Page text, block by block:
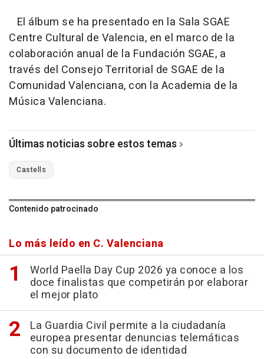
El álbum se ha presentado en la Sala SGAE
Centre Cultural de Valencia, en el marco de la
colaboración anual de la Fundación SGAE, a
través del Consejo Territorial de SGAE de la
Comunidad Valenciana, con la Academia de la
Música Valenciana.
Últimas noticias sobre estos temas
Castells
Contenido patrocinado
Lo más leído en C. Valenciana
World Paella Day Cup 2026 ya conoce a los
doce finalistas que competirán por elaborar
el mejor plato
La Guardia Civil permite a la ciudadanía
europea presentar denuncias telemáticas
con su documento de identidad